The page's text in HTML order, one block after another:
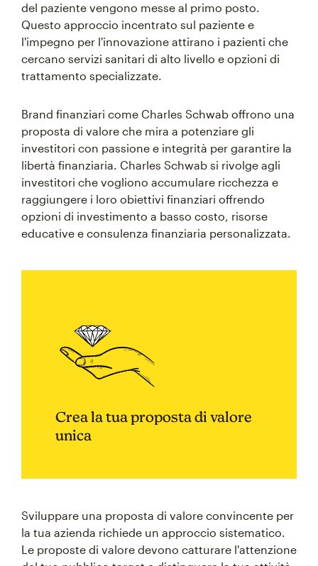
del paziente vengono messe al primo posto.
Questo approccio incentrato sul paziente e
l'impegno per l'innovazione attirano i pazienti che
cercano servizi sanitari di alto livello e opzioni di
trattamento specializzate.
Brand finanziari come Charles Schwab offrono una
proposta di valore che mira a potenziare gli
investitori con passione e integrità per garantire la
libertà finanziaria. Charles Schwab si rivolge agli
investitori che vogliono accumulare ricchezza e
raggiungere i loro obiettivi finanziari offrendo
opzioni di investimento a basso costo, risorse
educative e consulenza finanziaria personalizzata.
Crea la tua proposta di valore
unica
Sviluppare una proposta di valore convincente per
la tua azienda richiede un approccio sistematico.
Le proposte di valore devono catturare l'attenzione